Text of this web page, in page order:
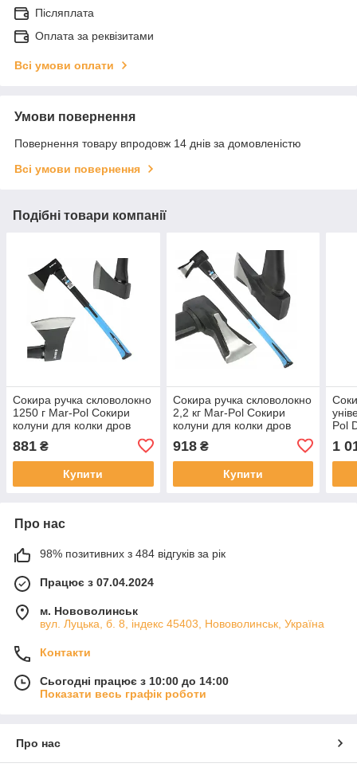
Післяплата
Оплата за реквізитами
Всі умови оплати
Умови повернення
Повернення товару впродовж 14 днів за домовленістю
Всі умови повернення
Подібні товари компанії
Сокира ручка скловолокно
1250 г Mar-Pol Сокири
колуни для колки дров
881 ₴
Купити
Сокира ручка скловолокно
2,2 кг Mar-Pol Сокири
колуни для колки дров
918₴
Купити
Pol
1
Про нас
98% позитивних з 484 відгуків за рік
Працює з 07.04.2024
м. Нововолинськ
вул. Луцька, б. 8, індекс 45403, Нововолинськ, Україна
Контакти
Сьогодні працює з 10:00 до 14:00
Показати весь графік роботи
Про нас